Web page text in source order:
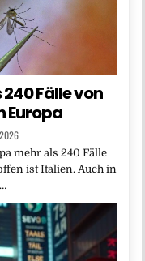
Fälle von
Europa
mehr als 240 Fälle
ist Italien. Auch in